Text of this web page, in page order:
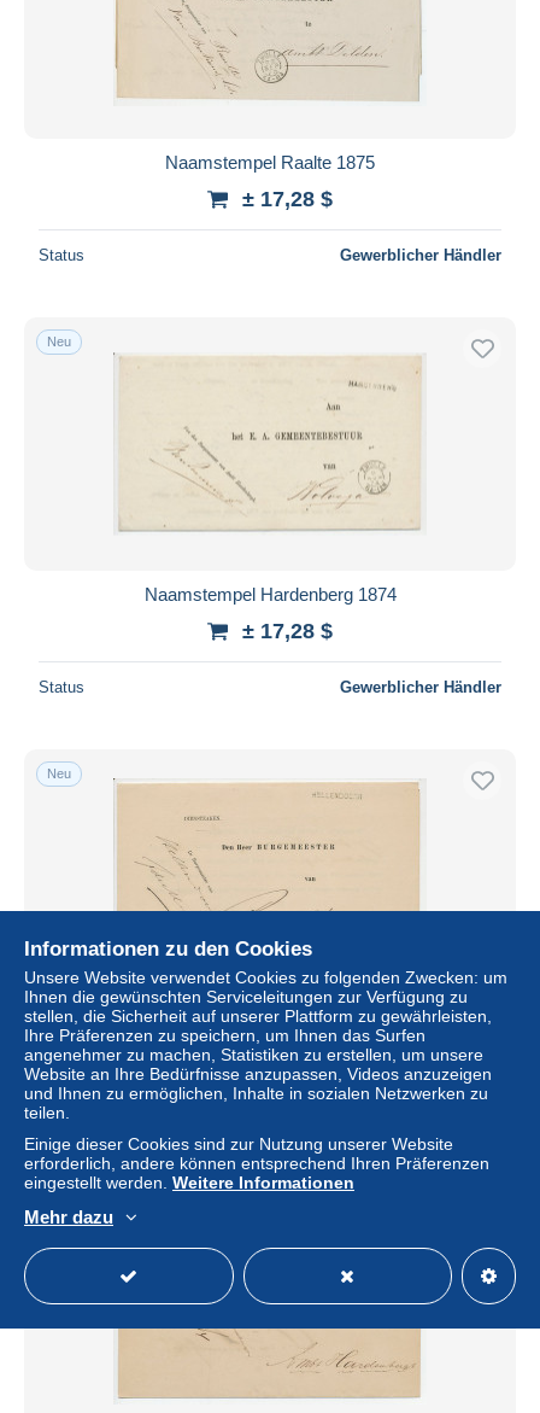
Naamstempel Raalte 1875
± 17,28 $
Status Gewerblicher Händler
Neu
Naamstempel Hardenberg 1874
± 17,28 $
Status Gewerblicher Händler
Neu
Naamstempel Hellendoorn 1885
± 31,69 $
Status
Informationen zu den Cookies
Unsere Website verwendet Cookies zu folgenden Zwecken: um
Ihnen die gewünschten Serviceleitungen zur Verfügung zu
stellen, die Sicherheit auf unserer Plattform zu gewährleisten,
Ihre Präferenzen zu speichern, um Ihnen das Surfen
angenehmer zu machen, Statistiken zu erstellen, um unsere
Website an Ihre Bedürfnisse anzupassen, Videos anzuzeigen
und Ihnen zu ermöglichen, Inhalte in sozialen Netzwerken zu
teilen.
Einige dieser Cookies sind zur Nutzung unserer Website
erforderlich, andere können entsprechend Ihren Präferenzen
eingestellt werden. Weitere Informationen
Mehr dazu